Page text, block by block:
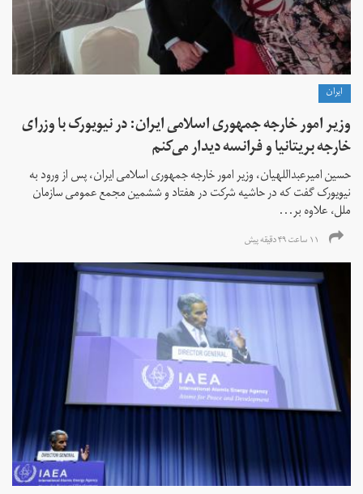
ايران
وزیر امور خارجه جمهوری اسلامی ایران: در نیویورک با وزرای
خارجه بریتانیا و فرانسه دیدار می‌کنم
حسین امیرعبداللهیان، وزیر امور خارجه جمهوری اسلامی ایران، پس از ورود به
نیویورک گفت که در حاشیه شرکت در هفتاد و ششمین مجمع عمومی سازمان
ملل، علاوه بر...
۱۱ ساعت ۴۹ دقیقه پیش